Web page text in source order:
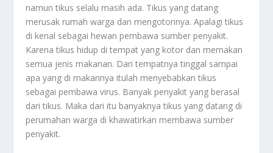
namun tikus selalu masih ada. Tikus yang datang
merusak rumah warga dan mengotorinya. Apalagi tikus
di kenal sebagai hewan pembawa sumber penyakit.
Karena tikus hidup di tempat yang kotor dan memakan
semua jenis makanan. Dari tempatnya tinggal sampai
apa yang di makannya itulah menyebabkan tikus
sebagai pembawa virus. Banyak penyakit yang berasal
dari tikus. Maka dari itu banyaknya tikus yang datang di
perumahan warga di khawatirkan membawa sumber
penyakit.